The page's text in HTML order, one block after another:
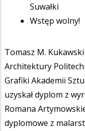
Suwałki
Wstęp wolny!
Tomasz M.
Architektury
Grafiki Akademii
uzyskał dyplom z
Romana
dyplomowe z